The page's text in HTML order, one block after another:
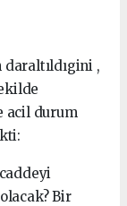
,
acil durum
Bir